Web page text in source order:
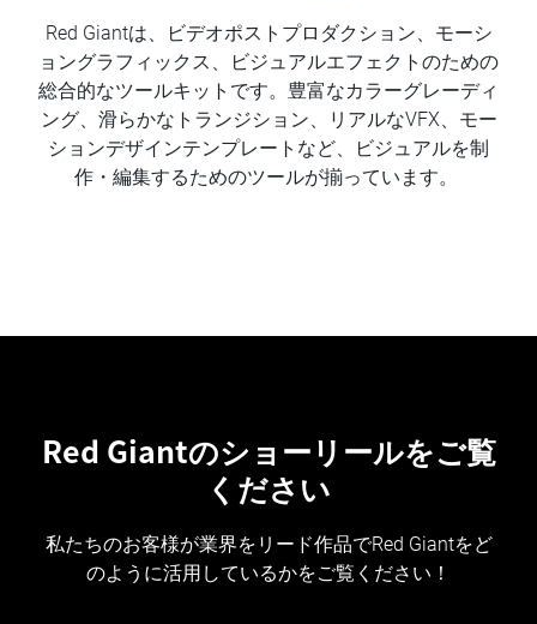
Red Giantは、ビデオポストプロダクション、モーシ
ョングラフィックス、ビジュアルエフェクトのための
総合的なツールキットです。豊富なカラーグレーディ
ング、滑らかなトランジション、リアルなVFX、モー
ションデザインテンプレートなど、ビジュアルを制
作・編集するためのツールが揃っています。
Red Giantのショーリールをご覧
ください
私たちのお客様が業界をリード作品でRed Giantをど
のように活用しているかをご覧ください！